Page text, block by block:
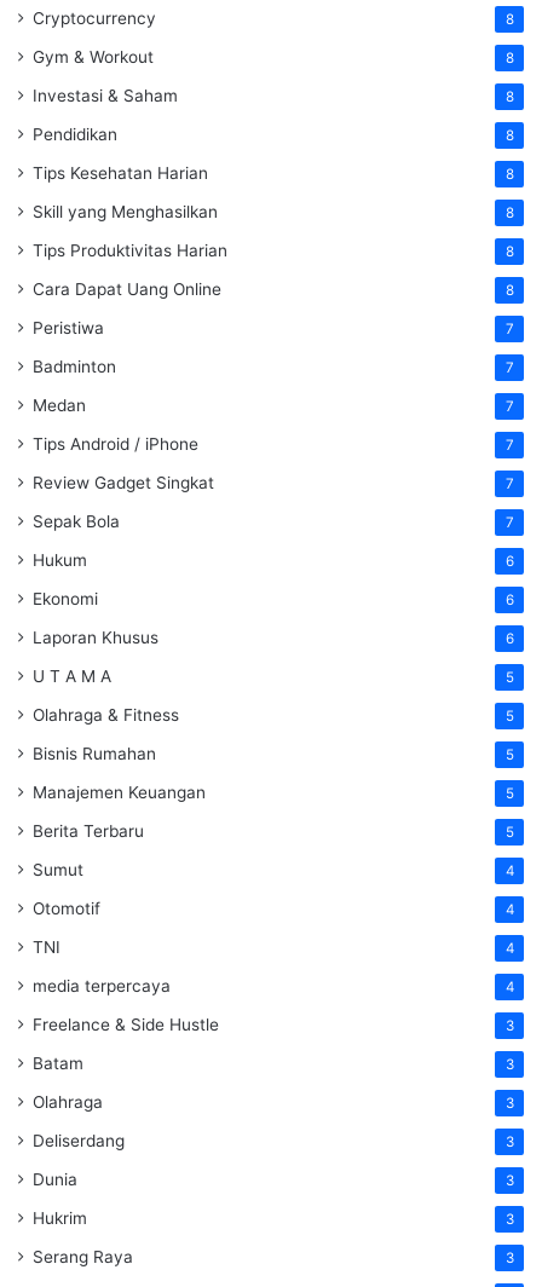
Cryptocurrency 8
Gym & Workout 8
Investasi & Saham 8
Pendidikan 8
Tips Kesehatan Harian 8
Skill yang Menghasilkan 8
Tips Produktivitas Harian 8
Cara Dapat Uang Online 8
Peristiwa 7
Badminton 7
Medan 7
Tips Android / iPhone 7
Review Gadget Singkat 7
Sepak Bola 7
Hukum 6
Ekonomi 6
Laporan Khusus 6
U T A M A 5
Olahraga & Fitness 5
Bisnis Rumahan 5
Manajemen Keuangan 5
Berita Terbaru 5
Sumut 4
Otomotif 4
TNI 4
media terpercaya 4
Freelance & Side Hustle 3
Batam 3
Olahraga 3
Deliserdang 3
Dunia 3
Hukrim 3
Serang Raya 3